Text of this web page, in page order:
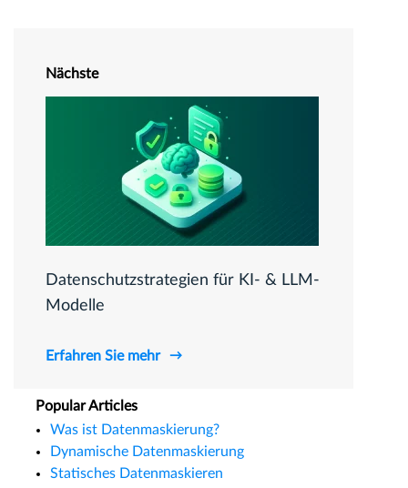
Nächste
Datenschutzstrategien für KI- & LLM-
Modelle
Erfahren Sie mehr
Popular Articles
Was ist Datenmaskierung?
Dynamische Datenmaskierung
Statisches Datenmaskieren